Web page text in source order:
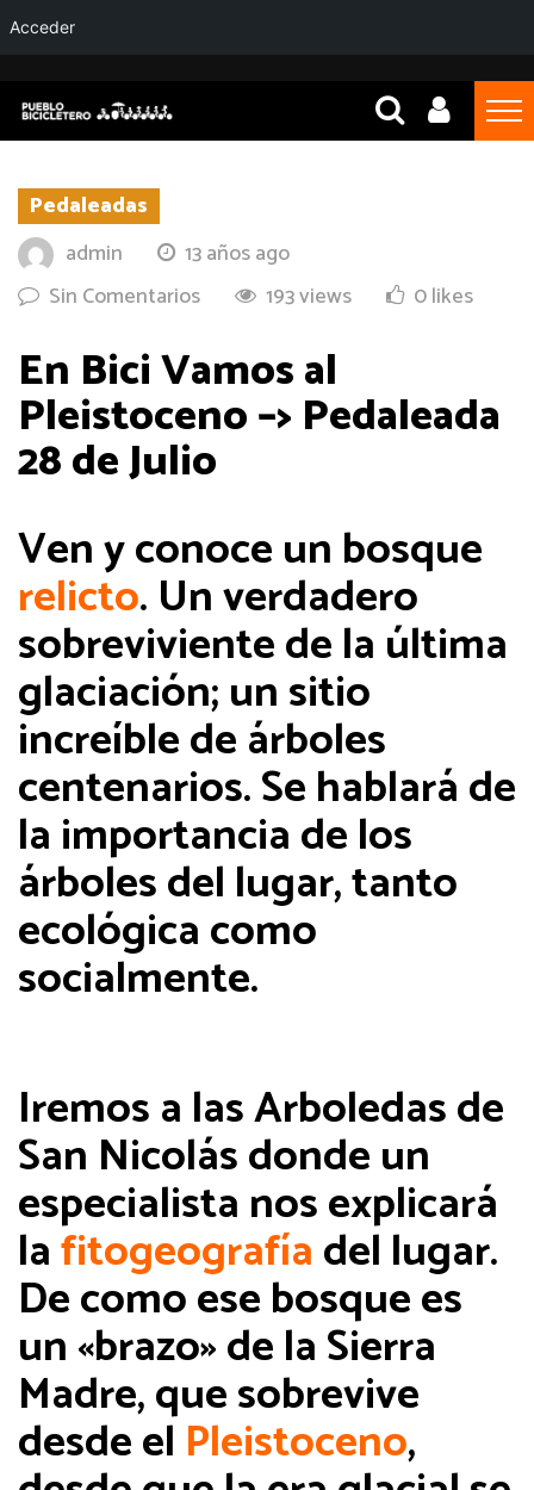
Pedaleadas
admin
13 años ago
Sin Comentarios
193 views 0 likes
En Bici Vamos al
Pleistoceno –> Pedaleada
28 de Julio
Ven y conoce un bosque
relicto. Un verdadero
sobreviviente de la última
glaciación; un sitio
increíble de árboles
centenarios. Se hablará de
la importancia de los
árboles del lugar, tanto
ecológica como
socialmente.
Iremos a las Arboledas de
San Nicolás donde un
especialista nos explicará
lafitogeografíadel lugar.
De como ese bosque es
un «brazo» de la Sierra
Madre, que sobrevive
desde el Pleistoceno,
Acceder